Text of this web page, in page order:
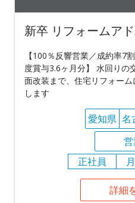
新卒 リフォームア
【100％反響営業／成約率7
度賞与3.6ヶ月分】 水回りの
面改装まで、住宅リフォー
します
愛知県 名
正社員
詳細